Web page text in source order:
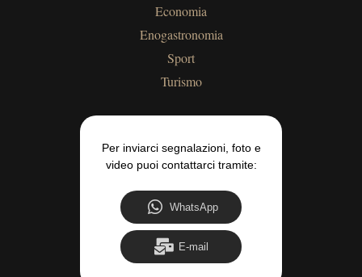
Economia
Enogastronomia
Sport
Turismo
Per inviarci segnalazioni, foto e
video puoi contattarci tramite:
WhatsApp
E-mail